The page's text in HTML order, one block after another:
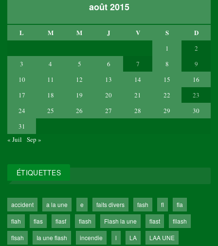
août 2015
L M M J V S D
1
2
3
4 5 6 7 8
9
10
11 12 13 14 15
16
17
18 19 20 21 22
23
24
25 26 27 28 29
30
31
« Juil
Sep »
ÉTIQUETTES
accident a la une e faits divers fash fl
fla
flah
flas flasf flash Flash la une flast
fllash
flsah
Ia une flash incendie l LA
LAA UNE